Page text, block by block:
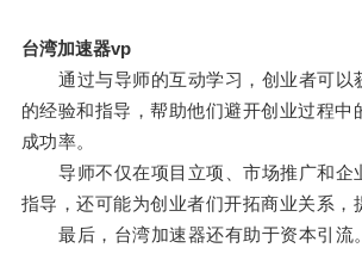
台湾加速器vp
通过与导师的互动学习，创业者可以
的经验和指导，帮助他们避开创业过程中
成功率。
导师不仅在项目立项、市场推广和企
指导，还可能为创业者们开拓商业关系，
最后，台湾加速器还有助于资本引流。